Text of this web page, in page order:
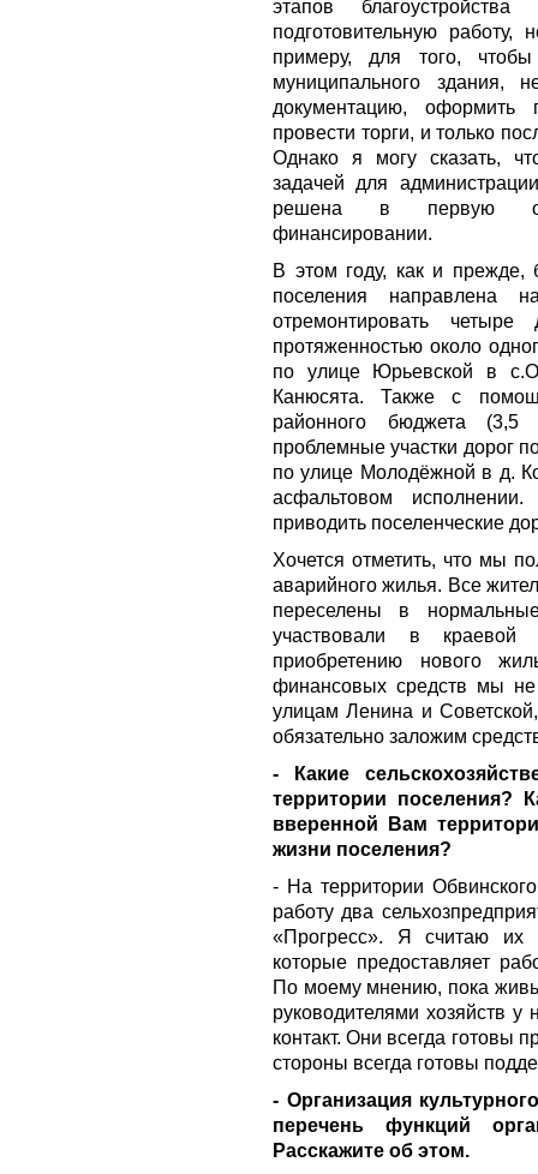
этапов
подготовительную
примеру, для того,
муниципального здания,
документацию, оформить
провести торги, и только
Однако я могу сказать,
задачей для
решена в первую
финансировании.
В этом году, как и прежде,
поселения направлена
отремонтировать
протяженностью около
по улице Юрьевской в
Канюсята. Также с
районного бюджета
проблемные участки дорог
по улице Молодёжной в д.
асфальтовом
приводить поселенческие
Хочется отметить, что мы
аварийного жилья. Все
переселены в
участвовали в
приобретению нового
финансовых средств мы
улицам Ленина и
обязательно заложим
- Какие
территории поселения?
вверенной Вам
жизни поселения?
- На территории
работу два
«Прогресс». Я считаю их
которые предоставляет
По моему мнению, пока
руководителями хозяйств у
контакт. Они всегда готовы
стороны всегда готовы
- Организация
перечень функций
Расскажите об этом.